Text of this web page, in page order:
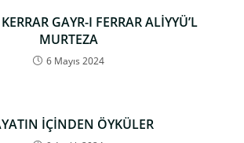
GAYR-I FERRAR ALİYYÜ’L
MURTEZA
6 Mayıs 2024
İÇİNDEN ÖYKÜLER